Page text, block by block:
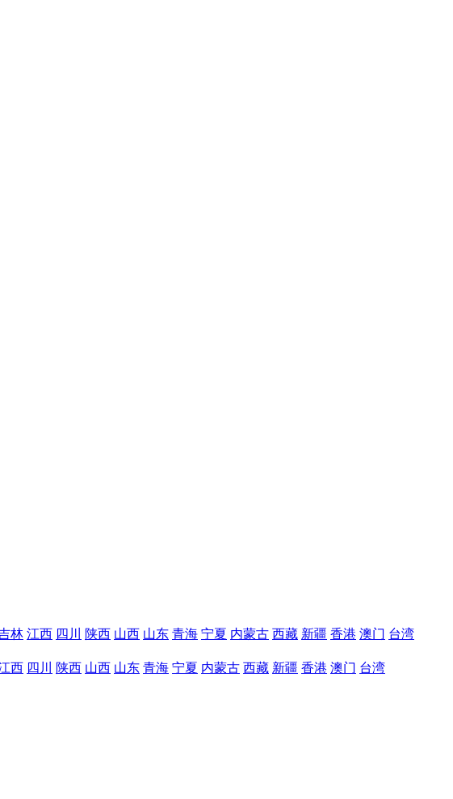
林 江西 四川 陕西 山西 山东 青海 宁夏 内蒙古 西藏 新疆 香港 澳门 台湾
西 四川 陕西 山西 山东 青海 宁夏 内蒙古 西藏 新疆 香港 澳门 台湾